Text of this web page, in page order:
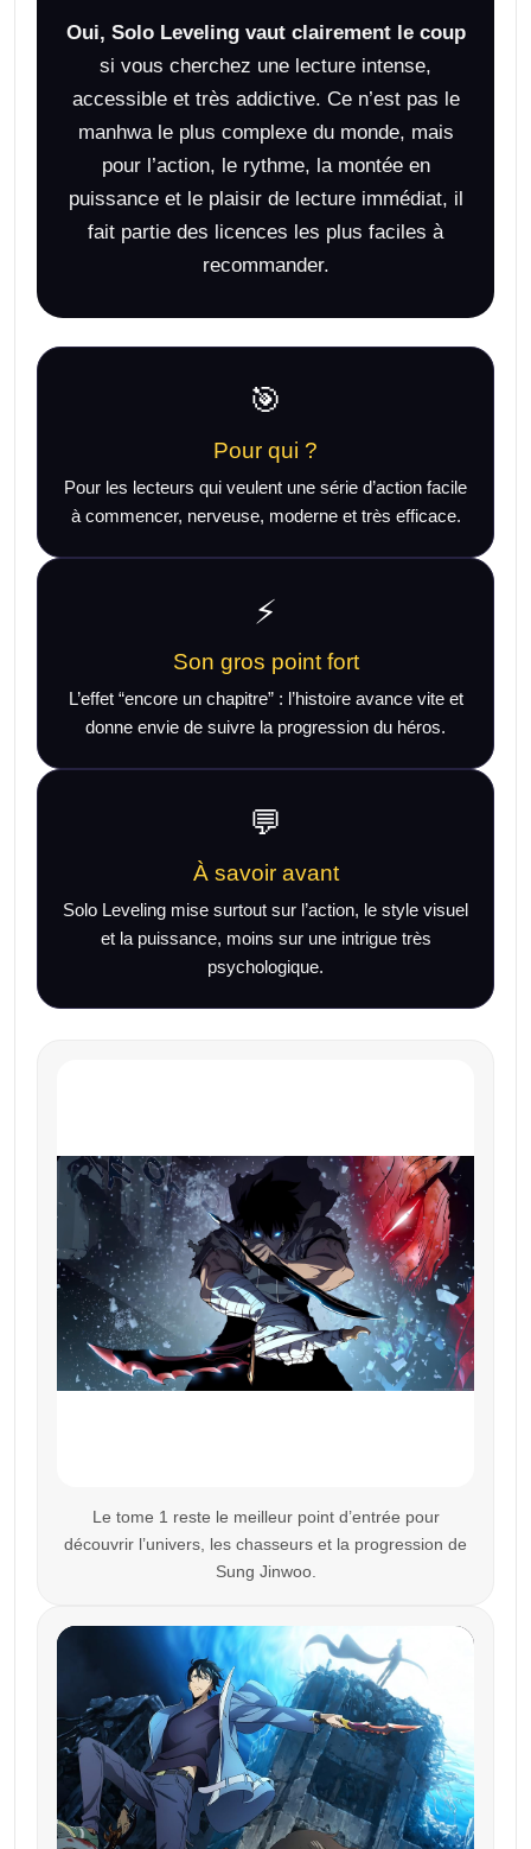
Oui, Solo Leveling vaut clairement le coup
si vous cherchez une lecture intense,
accessible et très addictive. Ce n’est pas le
manhwa le plus complexe du monde, mais
pour l’action, le rythme, la montée en
puissance et le plaisir de lecture immédiat, il
fait partie des licences les plus faciles à
recommander.
🎯
Pour qui ?
Pour les lecteurs qui veulent une série d’action facile
à commencer, nerveuse, moderne et très efficace.
⚡
Son gros point fort
L’effet “encore un chapitre” : l’histoire avance vite et
donne envie de suivre la progression du héros.
💬
À savoir avant
Solo Leveling mise surtout sur l’action, le style visuel
et la puissance, moins sur une intrigue très
psychologique.
Le tome 1 reste le meilleur point d’entrée pour
découvrir l’univers, les chasseurs et la progression de
Sung Jinwoo.